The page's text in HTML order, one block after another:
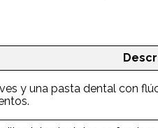
y una pasta dental con